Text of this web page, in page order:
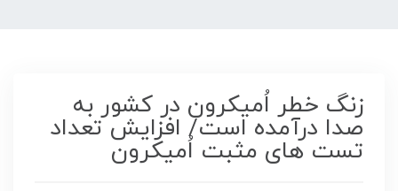
زنگ خطر اُمیکرون در کشور به
صدا درآمده است/ افزایش تعداد
تست های مثبت اُمیکرون